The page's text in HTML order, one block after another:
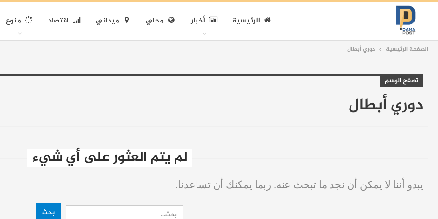
الرئيسية أخبار محلي ميداني اقتصاد منوع
الصفحة الرئيسية دوري أبطال
تصفح الوسم
دوري أبطال
لم يتم العثور على أي شيء
يبدو أننا لا يمكن أن نجد ما تبحث عنه. ربما يمكنك أن تساعدنا.